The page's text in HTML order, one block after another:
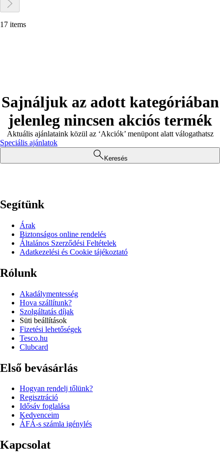
17 items
Sajnáljuk az adott kategóriában
jelenleg nincsen akciós termék
Aktuális ajánlataink közül az ‘Akciók’ menüpont alatt válogathatsz
Speciális ajánlatok
Keresés
Segítünk
Árak
Biztonságos online rendelés
Általános Szerződési Feltételek
Adatkezelési és Cookie tájékoztató
Rólunk
Akadálymentesség
Hova szállítunk?
Szolgáltatás díjak
Süti beállítások
Fizetési lehetőségek
Tesco.hu
Clubcard
Első bevásárlás
Hogyan rendelj tőlünk?
Regisztráció
Idősáv foglalása
Kedvenceim
ÁFÁ-s számla igénylés
Kapcsolat